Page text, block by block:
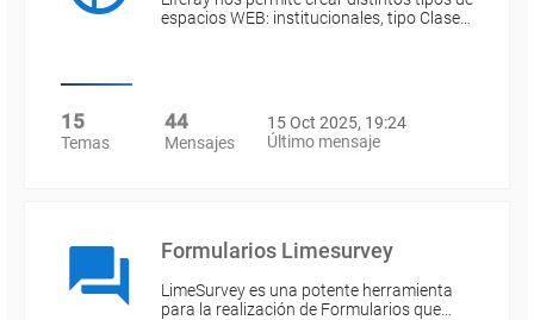
espacios WEB: institucionales, tipo Clase…
15
Temas
44
Mensajes
15 Oct 2025, 19:24
Último mensaje
Formularios Limesurvey
LimeSurvey es una potente herramienta
para la realización de Formularios que…